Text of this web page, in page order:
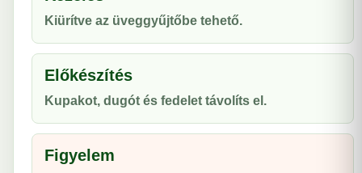
Kiürítve az üveggyűjtőbe tehető.
Előkészítés
Kupakot, dugót és fedelet távolíts el.
Figyelem